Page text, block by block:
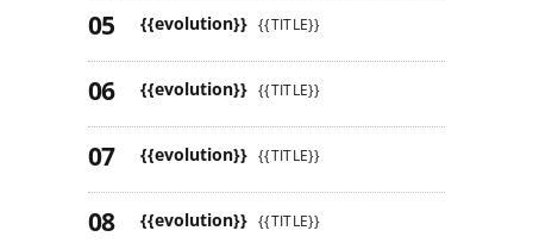
{{evolution}} {{TITLE}}
{{evolution}} {{TITLE}}
{{evolution}} {{TITLE}}
{{evolution}} {{TITLE}}